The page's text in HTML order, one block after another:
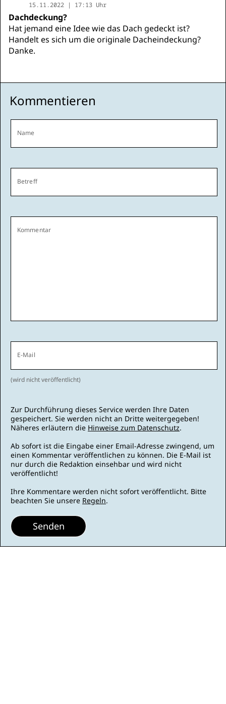
15.11.2022 | 17:13 Uhr
Dachdeckung?
Hat jemand eine Idee wie das Dach gedeckt ist?
Handelt es sich um die originale Dacheindeckung?
Danke.
Kommentieren
Name
Betreff
Kommentar
E-Mail
(wird nicht veröffentlicht)
Zur Durchführung dieses Service werden Ihre Daten
gespeichert. Sie werden nicht an Dritte weitergegeben!
Näheres erläutern die Hinweise zum Datenschutz.
Ab sofort ist die Eingabe einer Email-Adresse zwingend, um
einen Kommentar veröffentlichen zu können. Die E-Mail ist
nur durch die Redaktion einsehbar und wird nicht
veröffentlicht!
Ihre Kommentare werden nicht sofort veröffentlicht. Bitte
beachten Sie unsere Regeln.
Senden